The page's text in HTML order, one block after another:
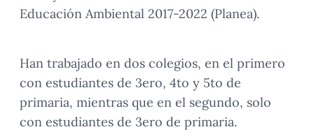
Educación Ambiental 2017-2022 (Planea).
Han trabajado en dos colegios, en el primero
con estudiantes de 3ero, 4to y 5to de
primaria, mientras que en el segundo, solo
con estudiantes de 3ero de primaria.